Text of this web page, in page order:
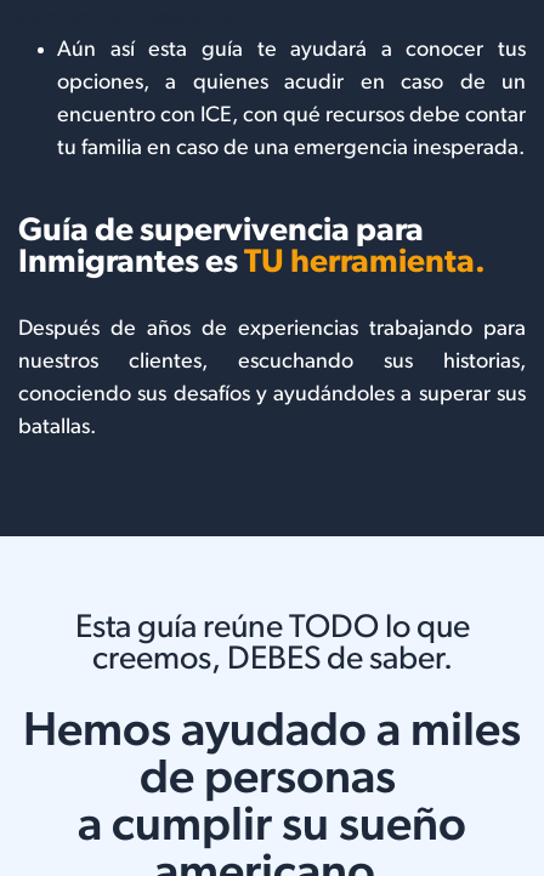
Aún así esta guía te ayudará a conocer tus
opciones, a quienes acudir en caso de un
encuentro con ICE, con qué recursos debe contar
tu familia en caso de una emergencia inesperada.
Guía de supervivencia para
Inmigrantes esTU herramienta.
Después de años de experiencias trabajando para
nuestros clientes, escuchando sus historias,
conociendo sus desafíos y ayudándoles a superar sus
batallas.
Esta guía reúne TODO lo que
creemos, DEBES de saber.
Hemos ayudado a miles
de personas
a cumplir su sueño